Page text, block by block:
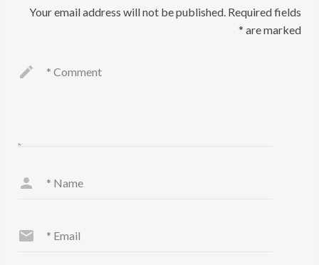
Your email address will not be published. Required fields
are marked
*
Comment
*
Name
*
Email
*